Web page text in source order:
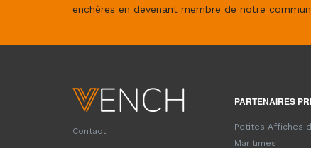
enchères en devenant membre de notre
Contact
PARTENAIRES
Petites Affiches
Maritimes